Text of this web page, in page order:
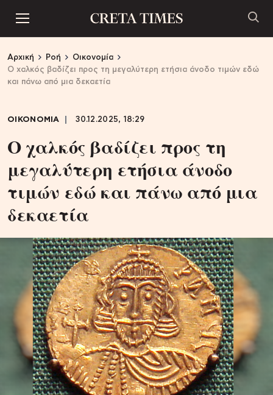
Αρχική Ροή
Οικονομία
Ο χαλκός βαδίζει προς τη μεγαλύτερη ετήσια άνοδο τιμών εδώ
και πάνω από μια δεκαετία
ΟΙΚΟΝΟΜΙΑ 30.12.2025, 18:29
Ο χαλκός βαδίζει προς τη
μεγαλύτερη ετήσια άνοδο
τιμών εδώ και πάνω από μια
δεκαετία